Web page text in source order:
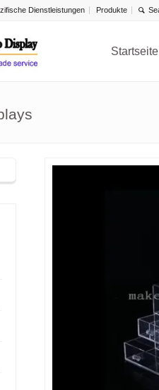
Dienstleistungen Produkte
Startseite